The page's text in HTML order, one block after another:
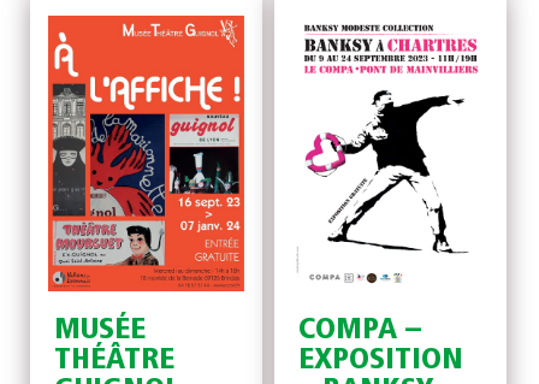
MUSÉE
THÉÂTRE
COMPA –
EXPOSITION